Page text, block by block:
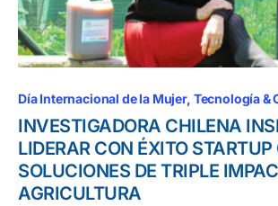
Día Internacional de la Mujer Tecnología &
INVESTIGADORA CHILENA
LIDERAR CON ÉXITO STARTUP
SOLUCIONES DE TRIPLE
AGRICULTURA